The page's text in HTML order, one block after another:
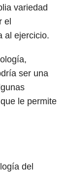
variedad
el
al ejercicio.
ser una
le permite
del